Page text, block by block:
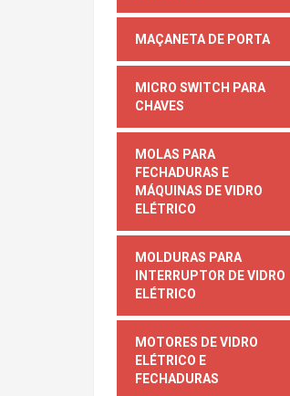
MAÇANETA DE PORTA
MICRO SWITCH PARA
CHAVES
MOLAS PARA
FECHADURAS E
MÁQUINAS DE VIDRO
ELÉTRICO
MOLDURAS PARA
INTERRUPTOR DE VIDRO
ELÉTRICO
MOTORES DE VIDRO
ELÉTRICO E
FECHADURAS